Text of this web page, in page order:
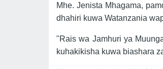
Mhe. Jenista Mhagama,
dhahiri kuwa Watanzania
"Rais wa Jamhuri ya
kuhakikisha kuwa biashara